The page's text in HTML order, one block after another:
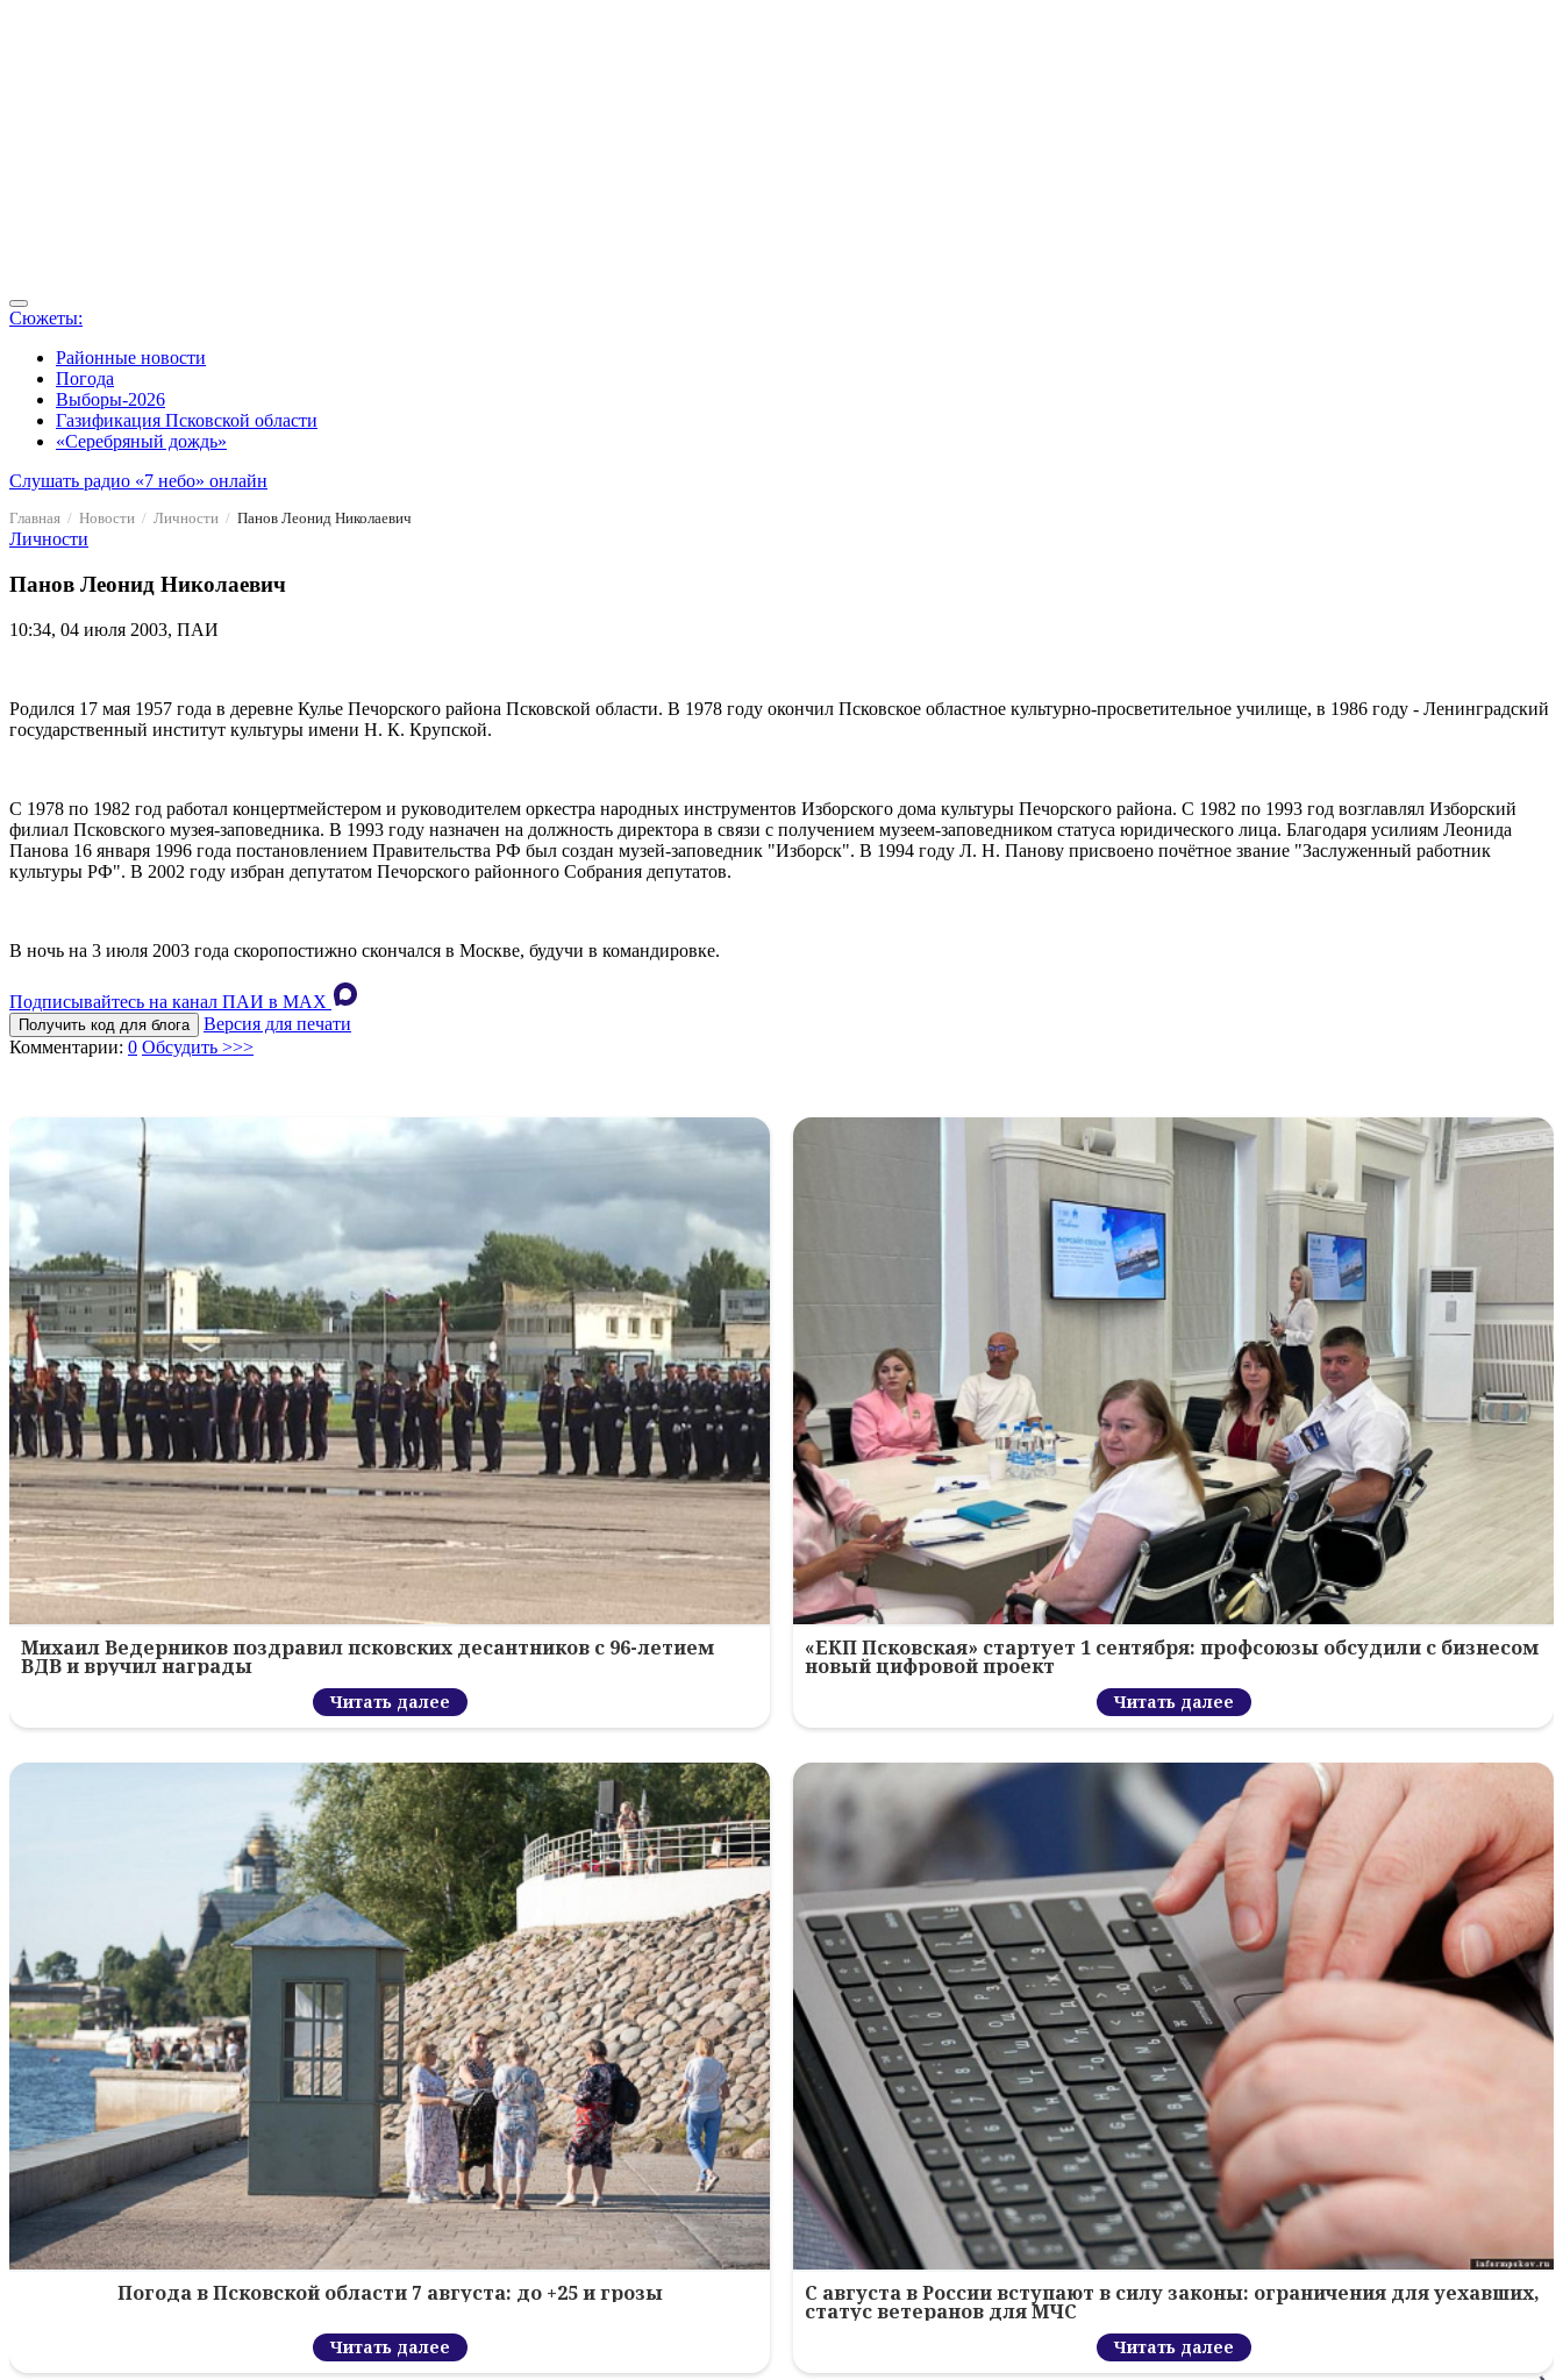
Сюжеты:
Районные новости
Погода
Выборы-2026
Газификация Псковской области
«Серебряный дождь»
Слушать радио «7 небо» онлайн
Главная Новости Личности Панов Леонид Николаевич
Личности
Панов Леонид Николаевич
10:34, 04 июля 2003, ПАИ
Родился 17 мая 1957 года в деревне Кулье Печорского района Псковской области. В 1978 году окончил Псковское областное культурно-просветительное училище, в 1986 году - Ленинградский
государственный институт культуры имени Н. К. Крупской.
С 1978 по 1982 год работал концертмейстером и руководителем оркестра народных инструментов Изборского дома культуры Печорского района. С 1982 по 1993 год возглавлял Изборский
филиал Псковского музея-заповедника. В 1993 году назначен на должность директора в связи с получением музеем-заповедником статуса юридического лица. Благодаря усилиям Леонида
Панова 16 января 1996 года постановлением Правительства РФ был создан музей-заповедник "Изборск". В 1994 году Л. Н. Панову присвоено почётное звание "Заслуженный работник
культуры РФ". В 2002 году избран депутатом Печорского районного Собрания депутатов.
В ночь на 3 июля 2003 года скоропостижно скончался в Москве, будучи в командировке.
Подписывайтесь на канал ПАИ в MAХ
Получить код для блога
Версия для печати
Комментарии: 0 Обсудить >>>
Михаил Ведерников поздравил псковских десантников с 96-летием
ВДВ и вручил награды
Читать далее
«ЕКП Псковская» стартует 1 сентября: профсоюзы обсудили с бизнесом
новый цифровой проект
Читать далее
Погода в Псковской области 7 августа: до +25 и грозы
Читать далее
С августа в России вступают в силу законы: ограничения для уехавших,
статус ветеранов для МЧС
Читать далее